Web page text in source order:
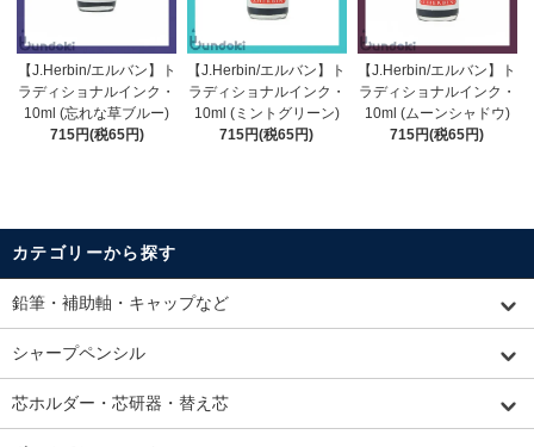
【J.Herbin/エルバン】ト
ラディショナルインク・
10ml (忘れな草ブルー)
715円(税65円)
【J.Herbin/エルバン】ト
ラディショナルインク・
10ml (ミントグリーン)
715円(税65円)
【J.Herbin/エルバン】ト
ラディショナルインク・
10ml (ムーンシャドウ)
715円(税65円)
カテゴリーから探す
鉛筆・補助軸・キャップなど
シャープペンシル
芯ホルダー・芯研器・替え芯